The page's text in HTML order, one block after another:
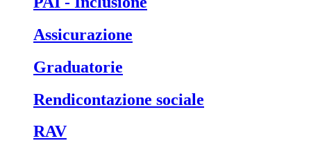
Assicurazione
Graduatorie
Rendicontazione sociale
RAV